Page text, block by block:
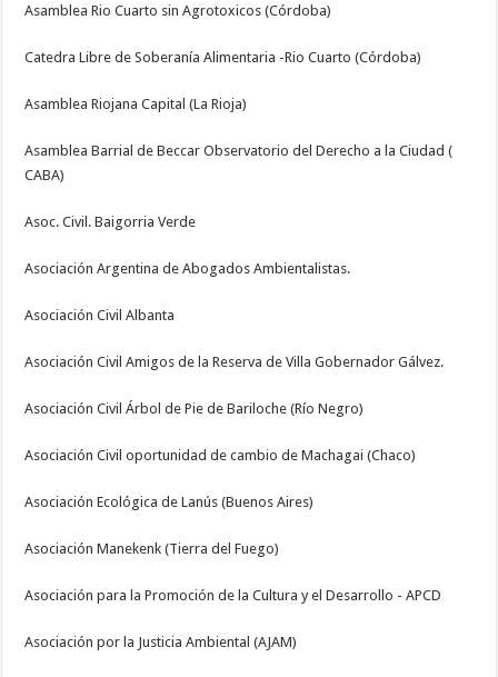
Asamblea Rio Cuarto sin Agrotoxicos (Córdoba)
Catedra Libre de Soberanía Alimentaria -Rio Cuarto (Córdoba)
Asamblea Riojana Capital (La Rioja)
Asamblea Barrial de Beccar Observatorio del Derecho a la Ciudad (
CABA)
Asoc. Civil. Baigorria Verde
Asociación Argentina de Abogados Ambientalistas.
Asociación Civil Albanta
Asociación Civil Amigos de la Reserva de Villa Gobernador Gálvez.
Asociación Civil Árbol de Pie de Bariloche (Río Negro)
Asociación Civil oportunidad de cambio de Machagai (Chaco)
Asociación Ecológica de Lanús (Buenos Aires)
Asociación Manekenk (Tierra del Fuego)
Asociación para la Promoción de la Cultura y el Desarrollo - APCD
Asociación por la Justicia Ambiental (AJAM)